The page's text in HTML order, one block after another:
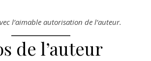
l’aimable autorisation de l’auteur.
de l’auteur